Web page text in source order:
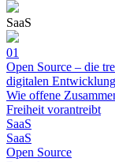
SaaS
01
Open Source – die
digitalen Entwicklung
Wie offene
Freiheit vorantreibt
SaaS
SaaS
Open Source